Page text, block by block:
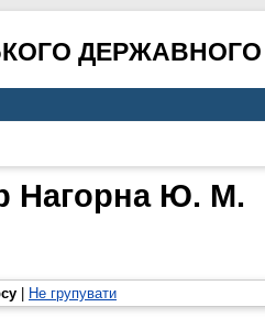
ДЕРЖАВНОГО
Нагорна Ю. М.
Не групувати